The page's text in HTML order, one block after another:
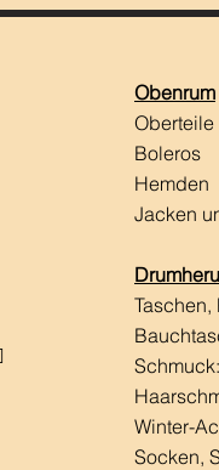
Obenrum
Oberteile
Boleros
Hemden
Jacken
Taschen,
Winter-
Socken,